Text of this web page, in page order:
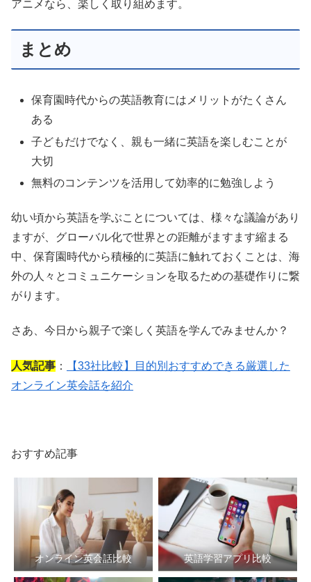
アニメなら、楽しく取り組めます。
まとめ
保育園時代からの英語教育にはメリットがたくさん
ある
子どもだけでなく、親も一緒に英語を楽しむことが
大切
無料のコンテンツを活用して効率的に勉強しよう
幼い頃から英語を学ぶことについては、様々な議論があり
ますが、グローバル化で世界との距離がますます縮まる
中、保育園時代から積極的に英語に触れておくことは、海
外の人々とコミュニケーションを取るための基礎作りに繋
がります。
さあ、今日から親子で楽しく英語を学んでみませんか？
人気記事 ：
【33社比較】目的別おすすめできる厳選した
オンライン英会話を紹介
おすすめ記事
オンライン英会話比較 英語学習アプリ比較